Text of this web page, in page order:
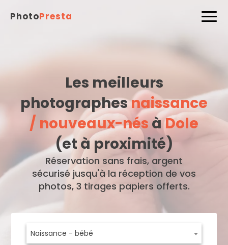
PhotoPresta
Les meilleurs
photographesnaissance
/ nouveaux-nés àDole
(et à proximité)
Réservation sans frais, argent
sécurisé jusqu'à la réception de vos
photos, 3 tirages papiers offerts.
Naissance - bébé